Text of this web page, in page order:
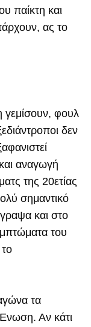
παίκτη και
ας το
γεμίσουν, φουλ
δεν
αναγωγή
της 20ετίας
σημαντικό
και στο
του
αγώνα τα
Ένωση. Αν κάτι